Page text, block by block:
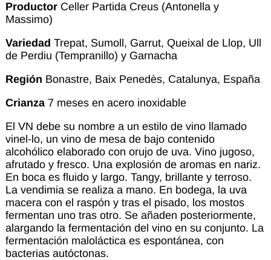
Productor Celler Partida Creus (Antonella y
Massimo)
Variedad Trepat, Sumoll, Garrut, Queixal de Llop, Ull
de Perdiu (Tempranillo) y Garnacha
Región Bonastre, Baix Penedès, Catalunya, España
Crianza 7 meses en acero inoxidable
El VN debe su nombre a un estilo de vino llamado
vinel-lo, un vino de mesa de bajo contenido
alcohólico elaborado con orujo de uva. Vino jugoso,
afrutado y fresco. Una explosión de aromas en nariz.
En boca es fluido y largo. Tangy, brillante y terroso.
La vendimia se realiza a mano. En bodega, la uva
macera con el raspón y tras el pisado, los mostos
fermentan uno tras otro. Se añaden posteriormente,
alargando la fermentación del vino en su conjunto. La
fermentación maloláctica es espontánea, con
bacterias autóctonas.